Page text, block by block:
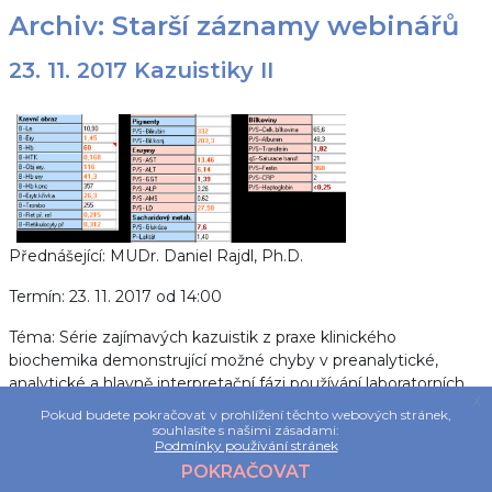
Archiv: Starší záznamy webinářů
23. 11. 2017 Kazuistiky II
Přednášející: MUDr. Daniel Rajdl, Ph.D.
Termín: 23. 11. 2017 od 14:00
Téma: Série zajímavých kazuistik z praxe klinického
biochemika demonstrující možné chyby v preanalytické,
analytické a hlavně interpretační fázi používání laboratorních
výsledků.
Vstup pro generování certifikátu.
Pokud budete pokračovat v prohlížení těchto webových stránek,
souhlasíte s našimi zásadami:
Podmínky používání stránek
POKRAČOVAT